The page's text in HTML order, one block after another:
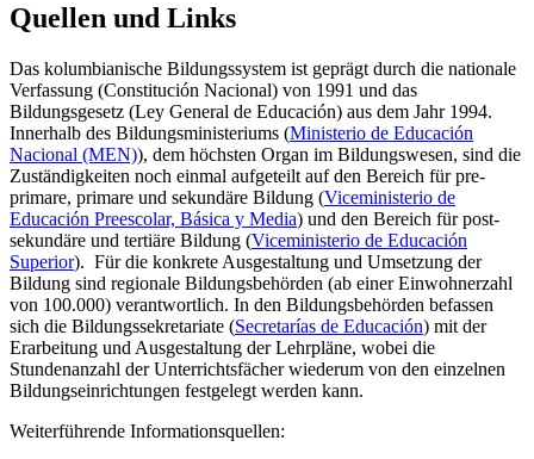
Quellen und Links
Das kolumbianische Bildungssystem ist geprägt durch die nationale
Verfassung (Constitución Nacional) von 1991 und das
Bildungsgesetz (Ley General de Educación) aus dem Jahr 1994.
Innerhalb des Bildungsministeriums (Ministerio de Educación
Nacional (MEN)), dem höchsten Organ im Bildungswesen, sind die
Zuständigkeiten noch einmal aufgeteilt auf den Bereich für pre-
primare, primare und sekundäre Bildung (Viceministerio de
Educación Preescolar, Básica y Media) und den Bereich für post-
sekundäre und tertiäre Bildung (Viceministerio de Educación
Superior). Für die konkrete Ausgestaltung und Umsetzung der
Bildung sind regionale Bildungsbehörden (ab einer Einwohnerzahl
von 100.000) verantwortlich. In den Bildungsbehörden befassen
sich die Bildungssekretariate (Secretarías de Educación) mit der
Erarbeitung und Ausgestaltung der Lehrpläne, wobei die
Stundenanzahl der Unterrichtsfächer wiederum von den einzelnen
Bildungseinrichtungen festgelegt werden kann.
Weiterführende Informationsquellen: